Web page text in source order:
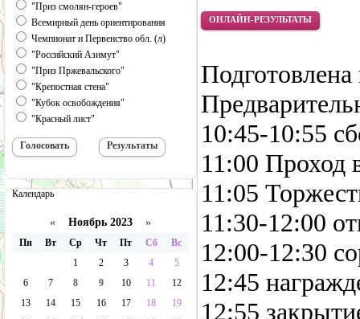
"Приз смолян-героев"
Всемирный день ориентирования
Чемпионат и Первенство обл. (л)
"Российский Азимут"
"Приз Пржевальского"
"Крепостная стена"
"Кубок освобождения"
"Красный лист"
Календарь
« Ноябрь 2023 »
Пн Вт Ср Чт Пт Сб
Вс
1
2 3 4
5
6
7 8 9 10 11
12
13
14 15 16 17 18
19
ОНЛАЙН-РЕЗУЛЬТАТЫ
Подготовлена
10:45-10:55
11:00 Проход
11:05
11:30-12:00
12:00-12:30
12:45
12:55